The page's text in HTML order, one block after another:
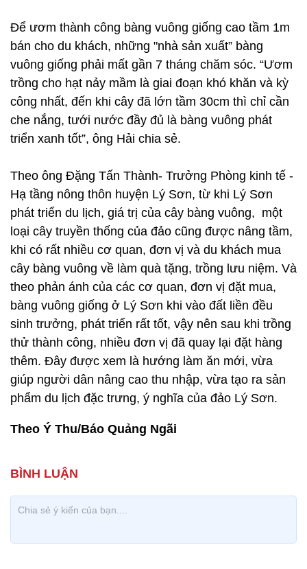
Để ươm thành công bàng vuông giống cao tầm 1m
bán cho du khách, những "nhà sản xuất” bàng
vuông giống phải mất gần 7 tháng chăm sóc. “Ươm
trồng cho hạt nảy mầm là giai đoạn khó khăn và kỳ
công nhất, đến khi cây đã lớn tầm 30cm thì chỉ cần
che nắng, tưới nước đầy đủ là bàng vuông phát
triển xanh tốt”, ông Hải chia sẻ.
Theo ông Đặng Tấn Thành- Trưởng Phòng kinh tế -
Hạ tầng nông thôn huyện Lý Sơn, từ khi Lý Sơn
phát triển du lịch, giá trị của cây bàng vuông, một
loại cây truyền thống của đảo cũng được nâng tầm,
khi có rất nhiều cơ quan, đơn vị và du khách mua
cây bàng vuông về làm quà tặng, trồng lưu niệm. Và
theo phản ánh của các cơ quan, đơn vị đặt mua,
bàng vuông giống ở Lý Sơn khi vào đất liền đều
sinh trưởng, phát triển rất tốt, vậy nên sau khi trồng
thử thành công, nhiều đơn vị đã quay lại đặt hàng
thêm. Đây được xem là hướng làm ăn mới, vừa
giúp người dân nâng cao thu nhập, vừa tạo ra sản
phẩm du lịch đặc trưng, ý nghĩa của đảo Lý Sơn.
Theo Ý Thu/Báo Quảng Ngãi